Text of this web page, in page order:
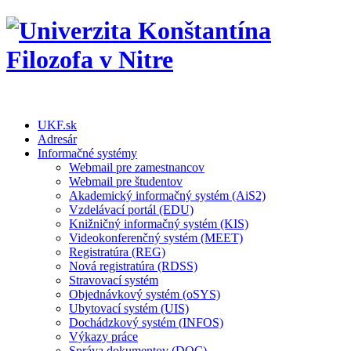
UKF.sk
Adresár
Informačné systémy
Webmail pre zamestnancov
Webmail pre študentov
Akademický informačný systém (AiS2)
Vzdelávací portál (EDU)
Knižničný informačný systém (KIS)
Videokonferenčný systém (MEET)
Registratúra (REG)
Nová registratúra (RDSS)
Stravovací systém
Objednávkový systém (oSYS)
Ubytovací systém (UIS)
Dochádzkový systém (INFOS)
Výkazy práce